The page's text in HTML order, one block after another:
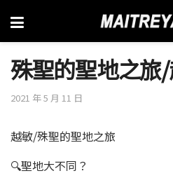
殊聖的聖地之旅
2021 年 5 月 11 日
越敏/殊聖的聖地之旅
🔍聖地大不同？